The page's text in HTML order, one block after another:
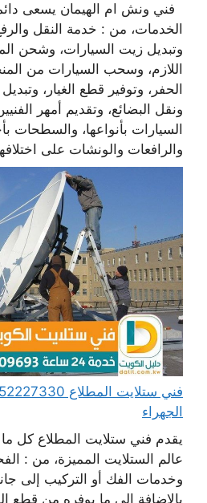
فني ونش ام الهيمان يسعى
الخدمات، من : خدمة النقل
وتبديل زيت السيارات، وشحن
اللازم، وسحب السيارات من
الحفر، وتوفير قطع الغيار،
ونقل البضائع، وتقديم أمهر
السيارات بأنواعها، والسطحات
والرافعات والونشات على
الجهراء
يقدم فني ستلايت المطلاع كل
عالم الستلايت المميزة، من :
وخدمات الفك أو التركيب إلى
بالإضافة إلى ما يوفره من قطع